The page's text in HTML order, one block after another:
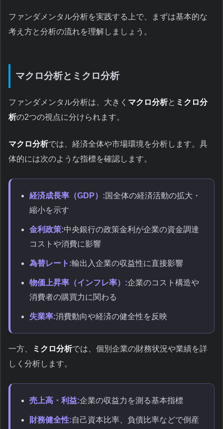
ファンダメンタル分析を実践する上で、まずは基本的な
考え方と分析の流れを理解しましょう。
マクロ分析とミクロ分析
ファンダメンタル分析は、大きく マクロ分析と ミクロ分
析の2つの視点に分けられます。
マクロ分析では、経済全体や市場環境を分析します。具
体的には次のような指標を確認します。
経済成長率（GDP）:国全体の経済活動の拡大・
縮小を示す
金利政策:中央銀行の政策金利が企業の資金調達
コストや消費に影響
為替レート:輸出入企業の収益性に直接影響
物価上昇率（インフレ率）:企業のコスト構造や
消費者の購買力に関わる
失業率:消費動向や経済の健全性を反映
一方、 ミクロ分析では、個別企業の財務状況や業績を詳
しく分析します。
売上高・利益:企業の収益力を測る基本指標
財務健全性:自己資本比率、負債比率などで倒産